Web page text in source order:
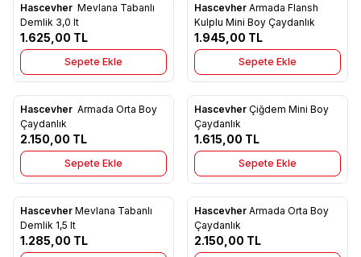
Favorilere Ekle
Hascevher Mevlana Tabanlı
Demlik 3,0 lt
1.625,00 TL
Sepete Ekle
Favorilere Ekle
Hascevher Armada Flansh
Kulplu Mini Boy Çaydanlık
1.945,00 TL
Sepete Ekle
Favorilere Ekle
3
Hascevher Armada Orta Boy
Çaydanlık
2.150,00 TL
Sepete Ekle
Favorilere Ekle
Hascevher Çiğdem Mini Boy
Çaydanlık
1.615,00 TL
Sepete Ekle
Favorilere Ekle
4
Hascevher Mevlana Tabanlı
Demlik 1,5 lt
1.285,00 TL
Favorilere Ekle
Hascevher Armada Orta Boy
Çaydanlık
2.150,00 TL